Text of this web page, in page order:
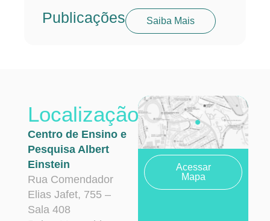
Publicações Saiba Mais
Localização
Centro de Ensino e
Pesquisa Albert
Einstein
Rua Comendador
Elias Jafet, 755 –
Sala 408
Acessar
Mapa